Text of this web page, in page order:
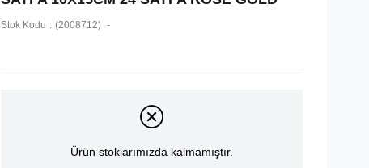
Stok Kodu (2008712)
Ürün stoklarımızda kalmamıştır.